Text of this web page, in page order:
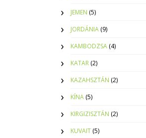
JEMEN (5)
JORDÁNIA (9)
KAMBODZSA (4)
KATAR (2)
KAZAHSZTÁN (2)
KÍNA (5)
KIRGIZISZTÁN (2)
KUVAIT (5)